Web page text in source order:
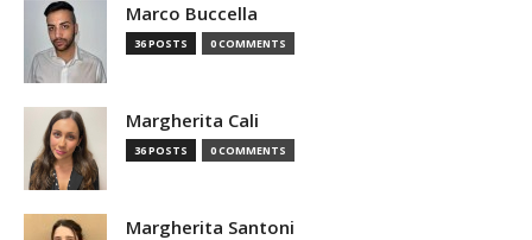
Marco Buccella
36 POSTS 0 COMMENTS
Margherita Cali
36 POSTS 0 COMMENTS
Margherita Santoni